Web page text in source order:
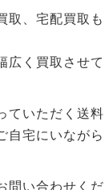
取、宅配買取も
広く買取させて
ていただく送料
自宅にいながら
問い合わせくだ